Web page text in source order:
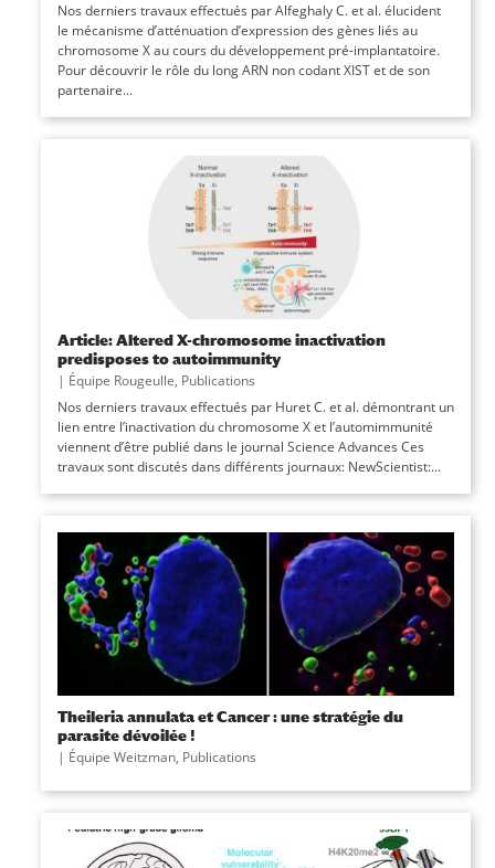
Nos derniers travaux effectués par Alfeghaly C. et al. élucident
le mécanisme d’atténuation d’expression des gènes liés au
chromosome X au cours du développement pré-implantatoire.
Pour découvrir le rôle du long ARN non codant XIST et de son
partenaire...
Article: Altered X-chromosome inactivation
predisposes to autoimmunity
| Équipe Rougeulle, Publications
Nos derniers travaux effectués par Huret C. et al. démontrant un
lien entre l’inactivation du chromosome X et l’automimmunité
viennent d’être publié dans le journal Science Advances Ces
travaux sont discutés dans différents journaux: NewScientist:...
Theileria annulata et Cancer : une stratégie du
parasite dévoilée !
| Équipe Weitzman, Publications